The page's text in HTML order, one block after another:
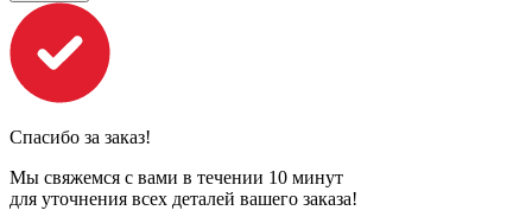
Спасибо за заказ!
Мы свяжемся с вами в течении 10 минут
для уточнения всех деталей вашего заказа!